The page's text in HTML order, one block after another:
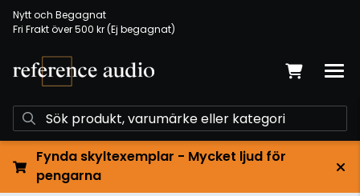
Nytt och Begagnat
Fri Frakt över 500 kr (Ej begagnat)
Fynda skyltexemplar - Mycket ljud för
pengarna